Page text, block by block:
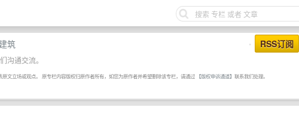
• RSS订阅
筑
沟通交流。
文立场或观点。 原专栏内容版权归原作者所有，如您为原作者并希望删除该专栏，请通过 【版权申诉通道】 联系我们处理。